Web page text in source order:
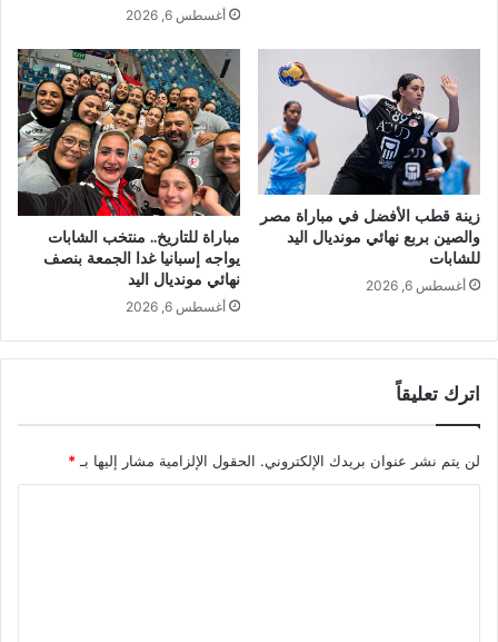
أغسطس 6, 2026
زينة قطب الأفضل في مباراة مصر
والصين بربع نهائي مونديال اليد
للشابات
أغسطس 6, 2026
مباراة للتاريخ.. منتخب الشابات
يواجه إسبانيا غدا الجمعة بنصف
نهائي مونديال اليد
أغسطس 6, 2026
اترك تعليقاً
لن يتم نشر عنوان بريدك الإلكتروني. الحقول الإلزامية مشار إليها بـ*